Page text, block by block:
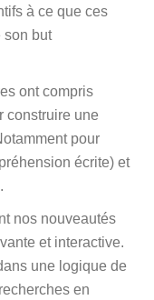
ont compris
une
pour
nos nouveautés
et interactive.
une logique de
reconnus.